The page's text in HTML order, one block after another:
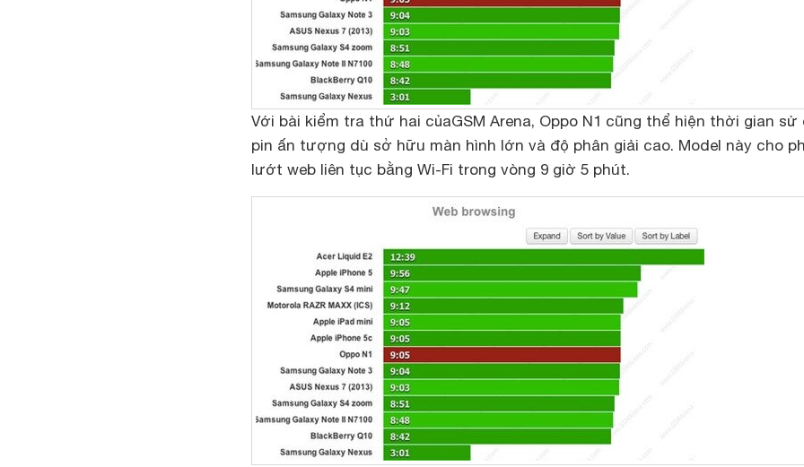
Với bài kiểm tra thứ hai củaGSM Arena, Oppo N1 cũng thể hiện thời gian sử
pin ấn tượng dù sở hữu màn hình lớn và độ phân giải cao. Model này cho
lướt web liên tục bằng Wi-Fi trong vòng 9 giờ 5 phút.